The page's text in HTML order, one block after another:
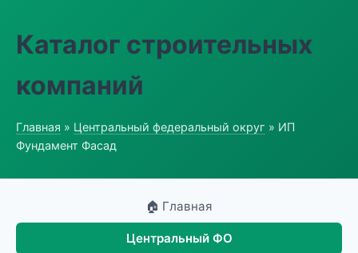
Каталог строительных
компаний
Главная » Центральный федеральный округ » ИП
Фундамент Фасад
🏠 Главная
Центральный ФО